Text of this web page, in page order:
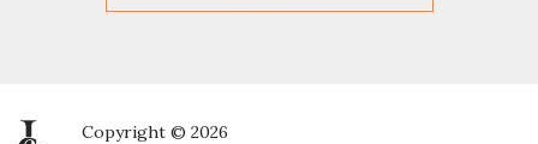
Copyright © 2026